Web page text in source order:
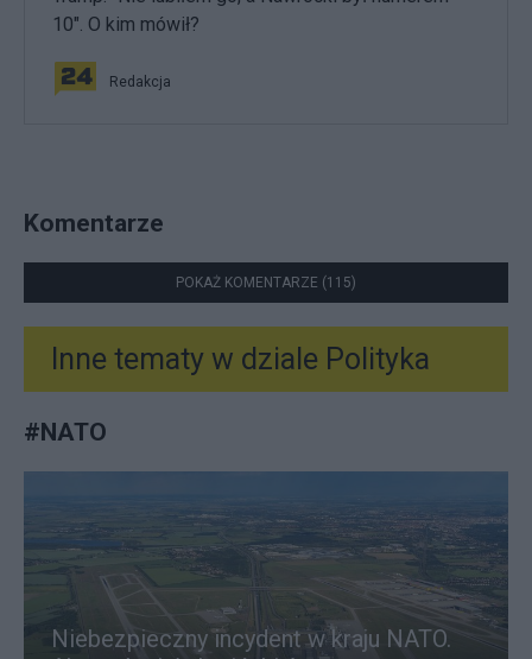
10". O kim mówił?
Redakcja
Komentarze
POKAŻ KOMENTARZE (115)
Inne tematy w dziale Polityka
#NATO
Niebezpieczny incydent w kraju NATO.